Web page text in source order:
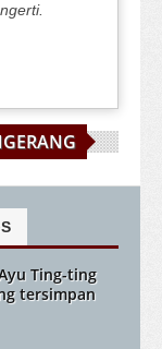
Ting-ting
tersimpan